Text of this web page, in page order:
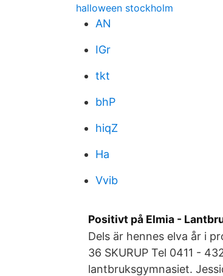
halloween stockholm
AN
IGr
tkt
bhP
hiqZ
Ha
Vvib
Positivt på Elmia -
Dels är hennes elva år i
36 SKURUP Tel 0411 -
lantbruksgymnasiet.